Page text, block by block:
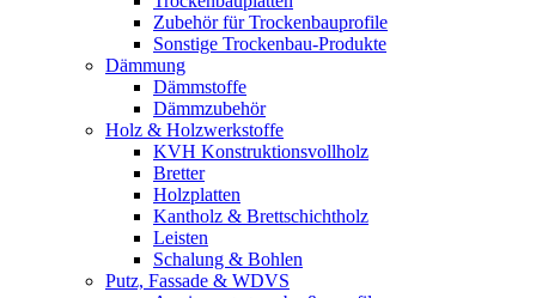
Zubehör für Trockenbauprofile
Sonstige Trockenbau-Produkte
Dämmung
Dämmstoffe
Dämmzubehör
Holz & Holzwerkstoffe
KVH Konstruktionsvollholz
Bretter
Holzplatten
Kantholz & Brettschichtholz
Leisten
Schalung & Bohlen
Putz, Fassade & WDVS